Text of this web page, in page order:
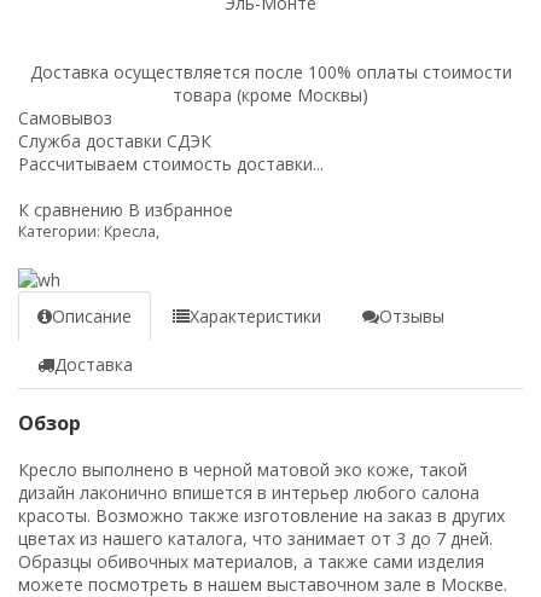
Доставка осуществляется после 100% оплаты стоимости
товара (кроме Москвы)
Самовывоз
Служба доставки СДЭК
Рассчитываем стоимость доставки...
К сравнению В избранное
Категории: Кресла,
Описание Характеристики Отзывы
Доставка
Обзор
Кресло выполнено в черной матовой эко коже, такой
дизайн лаконично впишется в интерьер любого салона
красоты. Возможно также изготовление на заказ в других
цветах из нашего каталога, что занимает от 3 до 7 дней.
Образцы обивочных материалов, а также сами изделия
можете посмотреть в нашем выставочном зале в Москве.